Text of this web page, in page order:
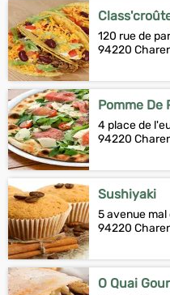
120 rue de
94220
Pomme De
4 place de
94220
Sushiyaki
5 avenue
94220
O Quai